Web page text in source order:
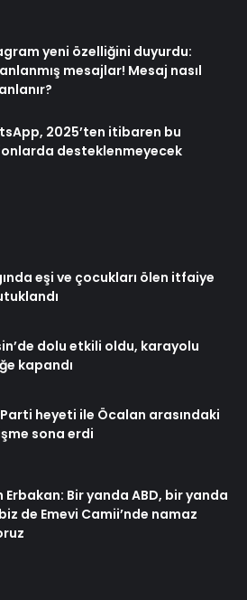
yeni özelliğini duyurdu:
mesajlar! Mesaj nasıl
2025’ten itibaren bu
desteklenmeyecek
eşi ve çocukları ölen itfaiye
dolu etkili oldu, karayolu
kapandı
Parti heyeti ile Öcalan arasındaki
sona erdi
Erbakan: Bir yanda ABD, bir yanda
de Emevi Camii’nde namaz